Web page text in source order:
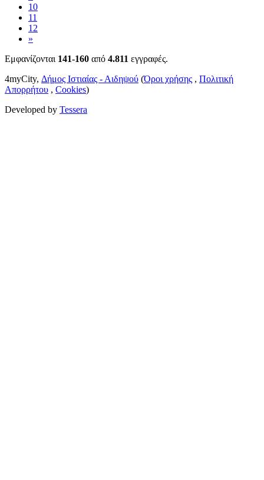
10
11
12
»
Εμφανίζονται 141-160 από 4.811 εγγραφές.
4myCity, Δήμος Ιστιαίας - Αιδηψού (Όροι χρήσης , Πολιτική
Απορρήτου , Cookies)
Developed by Tessera